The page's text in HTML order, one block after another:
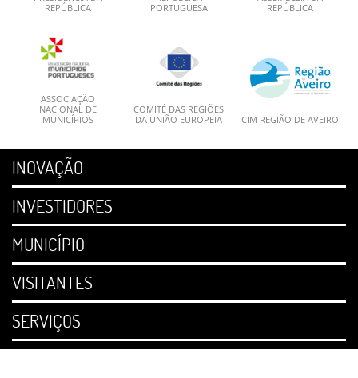
REPÚBLICA
PORTUGUESA
REPÚBLICA
ASSOCIAÇÃO
NACIONAL DE
MUNICÍPIOS
COMITÉ DAS REGIÕES
DA UNIÃO EUROPEIA
CIM REGIÃO DE AVEIRO
INOVAÇÃO
INVESTIDORES
MUNICÍPIO
VISITANTES
SERVIÇOS